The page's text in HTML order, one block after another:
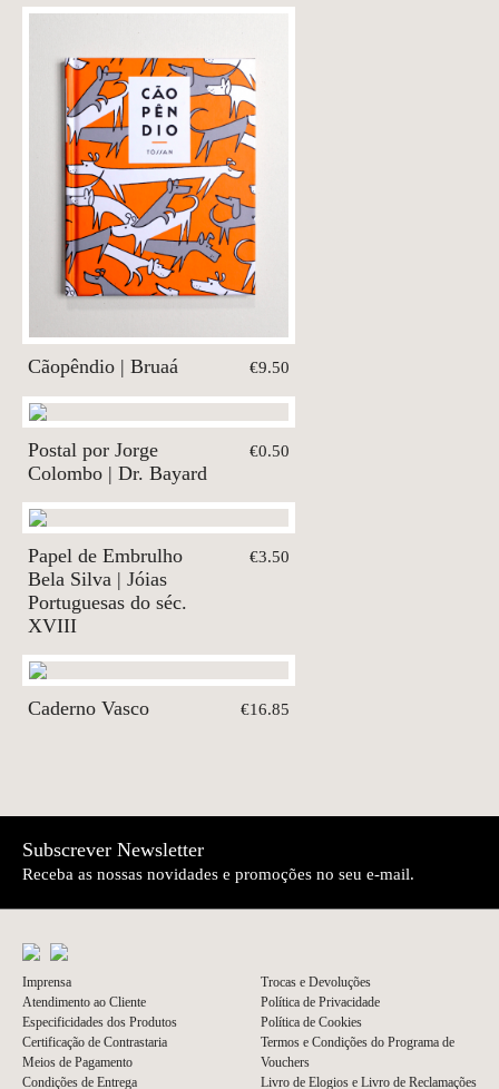
Cãopêndio | Bruaá €9.50
Postal por Jorge
Colombo | Dr. Bayard
€0.50
Papel de Embrulho
Bela Silva | Jóias
Portuguesas do séc.
XVIII
€3.50
Caderno Vasco €16.85
Subscrever Newsletter
Receba as nossas novidades e promoções no seu e-mail.
Imprensa
Atendimento ao Cliente
Especificidades dos Produtos
Certificação de Contrastaria
Meios de Pagamento
Condições de Entrega
Trocas e Devoluções
Política de Privacidade
Política de Cookies
Termos e Condições do Programa de
Vouchers
Livro de Elogios e Livro de Reclamações